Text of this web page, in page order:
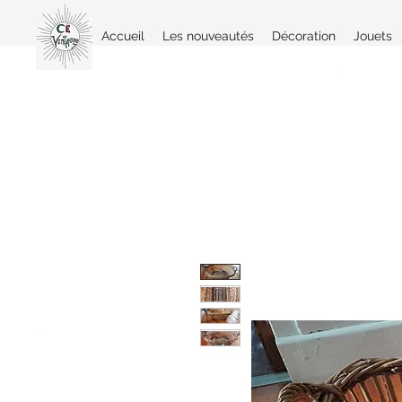
Accueil Les nouveautés Décoration Jouets